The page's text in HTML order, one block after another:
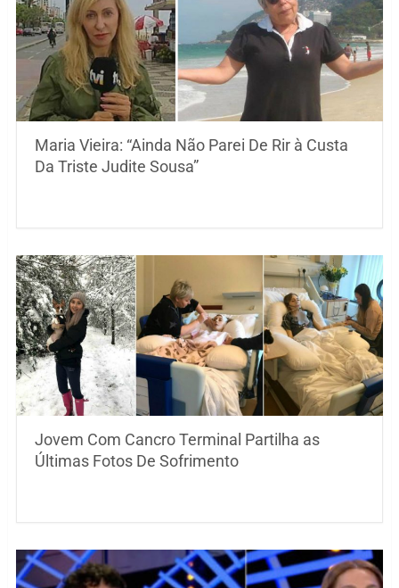
Maria Vieira: “Ainda Não Parei De Rir à Custa
Da Triste Judite Sousa”
Jovem Com Cancro Terminal Partilha as
Últimas Fotos De Sofrimento